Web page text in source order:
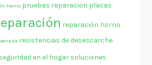
horno pruebas reparacion placas
reparación horno
resistencias de desescarche
seguridad en el hogar soluciones